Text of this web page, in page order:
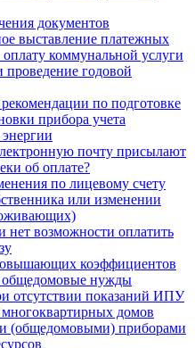
документов
выставление платежных
коммунальной услуги
проведение годовой
по подготовке
прибора учета
почту присылают
об оплате?
по лицевому счету
или изменении
нет возможности оплатить
коэффициентов
общедомовые нужды
отсутствии показаний ИПУ
домов
(общедомовыми) приборами